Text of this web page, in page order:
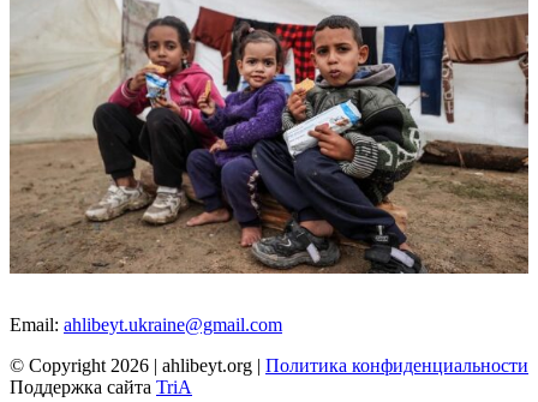
Email: ahlibeyt.ukraine@gmail.com
© Copyright 2026 | ahlibeyt.org | Политика конфиденциальности
Поддержка сайта TriA